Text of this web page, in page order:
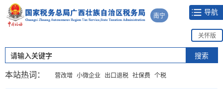
南宁
导航
关怀版
本站热词： 营改增 小微企业 出口退税 社保费 个税